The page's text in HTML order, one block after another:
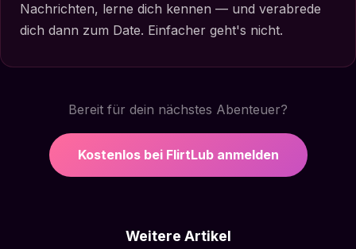
Nachrichten, lerne dich kennen — und verabrede
dich dann zum Date. Einfacher geht's nicht.
Bereit für dein nächstes Abenteuer?
Kostenlos bei FlirtLub anmelden
Weitere Artikel